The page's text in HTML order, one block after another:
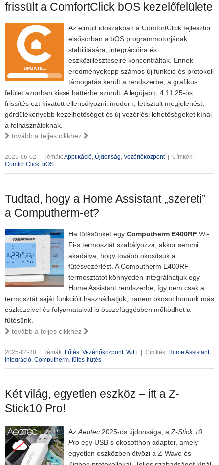
frissült a ComfortClick bOS kezelőfelülete
Az elmúlt időszakban a ComfortClick fejlesztői
elsősorban a bOS programmotorjának
stabilitására, integrációira és
eszközillesztéseire koncentráltak. Ennek
eredményeképp számos új funkció és protokoll
támogatás került a rendszerbe, a grafikus
felület azonban kissé háttérbe szorult. A legújabb, 4.11.25-ös
frissítés ezt hivatott ellensúlyozni: modern, letisztult megjelenést,
gördülékenyebb kezelhetőséget és új vezérlési lehetőségeket kínál
a felhasználóknak.
tovább a teljes cikkhez
2025-06-02 Témák:Applikáció, Újdonság, Vezérlőközpont
Címkék:
ComfortClick, bOS
Tudtad, hogy a Home Assistant „szereti”
a Computherm-et?
Ha fűtésünket egy Computherm E400RF Wi-
Fi-s termosztát szabályozza, akkor semmi
akadálya, hogy tovább okosítsuk a
fűtésvezérlést. A Computherm E400RF
termosztátot könnyedén integrálhatjuk egy
Home Assistant rendszerbe, így nem csak a
termosztát saját funkcióit használhatjuk, hanem okosotthonunk más
eszközeivel és folyamataival is összefüggésben működhet a
fűtésünk.
tovább a teljes cikkhez
2025-04-30 Témák: Fűtés, Vezérlőközpont, WiFi Címkék: Home Assistant,
integráció, Computherm, fűtés-hűtés
Két világ, egyetlen eszköz – itt a Z-
Stick10 Pro!
Az Aeotec 2025-ös újdonsága, a Z-Stick 10
Pro egy USB-s okosotthon adapter, amely
egyetlen eszközben ötvözi a Z-Wave és